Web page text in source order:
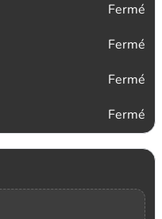
Fermé
Fermé
Fermé
Fermé